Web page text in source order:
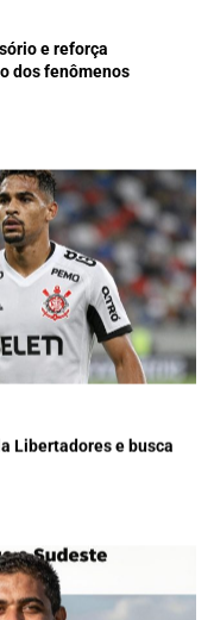
e reforça
dos fenômenos
Libertadores e busca